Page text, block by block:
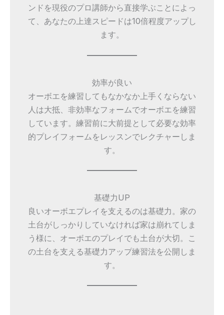
ンドを現役のプロ講師から直接学ぶことによっ
て、あなたの上達スピードは10倍程度アップし
ます。
効率が良い
オーボエを練習してもなかなか上手くならない
人は大抵、非効率なフォームでオーボエを練習
しています。練習前に大前提として必要な効率
的プレイフォームをレッスンでレクチャーしま
す。
基礎力UP
良いオーボエプレイを支えるのは基礎力。家の
土台がしっかりしていなければ家は崩れてしま
う様に、オーボエのプレイでも土台が大切。こ
の土台を支える基礎力アップ練習法を公開しま
す。